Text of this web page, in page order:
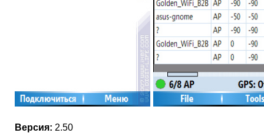
Версия: 2.50